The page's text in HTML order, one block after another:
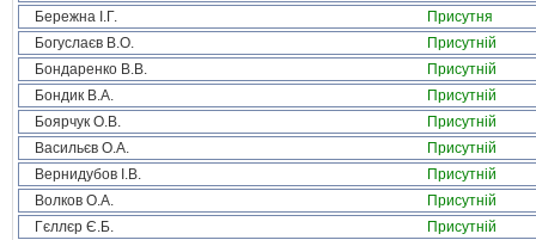
Бережна І.Г.
Присутня
Богуслаєв В.О.
Присутній
Бондаренко В.В.
Присутній
Бондик В.А.
Присутній
Боярчук О.В.
Присутній
Васильєв О.А.
Присутній
Вернидубов І.В.
Присутній
Волков О.А.
Присутній
Гєллєр Є.Б.
Присутній